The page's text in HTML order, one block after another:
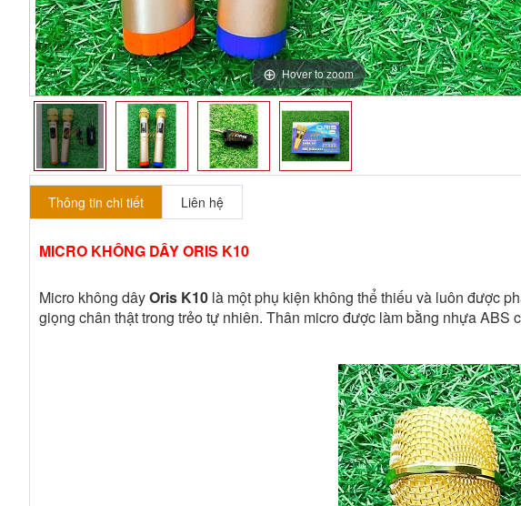
Hover to zoom
Thông tin chi tiết Liên hệ
MICRO KHÔNG DÂY ORIS K10
Micro không dâyOris K10 là một phụ kiện không thể thiếu và luôn được
giọng chân thật trong trẻo tự nhiên. Thân micro được làm bằng nhựa